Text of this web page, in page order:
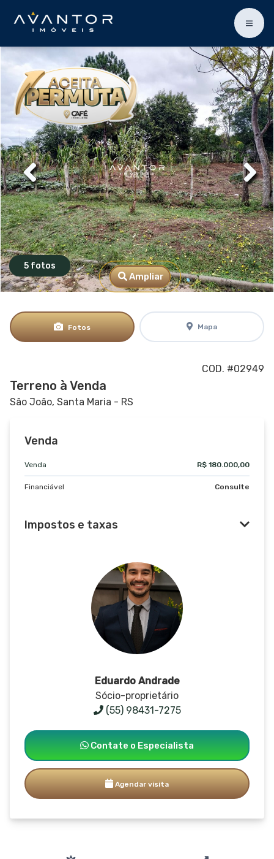
5 fotos
Ampliar
Fotos Mapa
COD. #02949
Terreno à Venda
São João, Santa Maria - RS
Venda
Venda R$ 180.000,00
Financiável Consulte
Impostos e taxas
Eduardo Andrade
Sócio-proprietário
(55) 98431-7275
Contate o Especialista
Agendar visita